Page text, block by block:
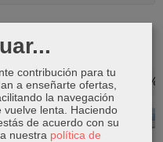
-36 % -10 %
contribución para tu
a enseñarte ofertas,
la navegación
vuelve lenta. Haciendo
de acuerdo con su
nuestra política de